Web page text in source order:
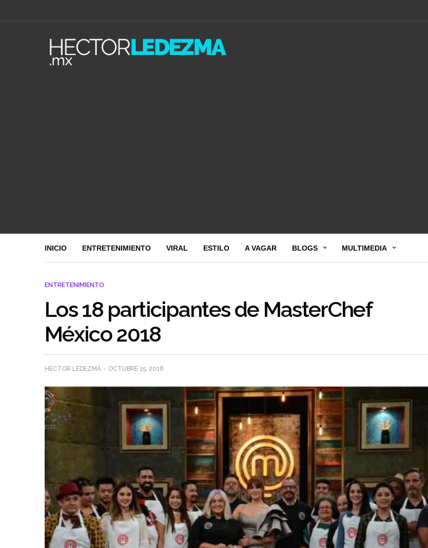
INICIO ENTRETENIMIENTO VIRAL ESTILO A VAGAR BLOGS MULTIMEDIA
ENTRETENIMIENTO
Los 18 participantes de MasterChef
México 2018
HÉCTOR LEDEZMA OCTUBRE 15, 2018